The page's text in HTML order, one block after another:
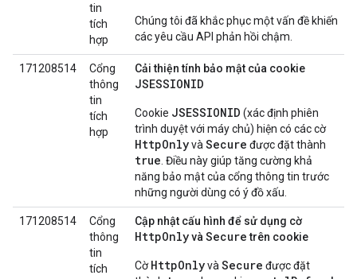
tin
tích
hợp
Chúng tôi đã khắc phục một vấn đề khiến
các yêu cầu API phản hồi chậm.
171208514
Cổng
thông
tin
tích
hợp
Cải thiện tính bảo mật của cookie
JSESSIONID
Cookie JSESSIONID (xác định phiên
trình duyệt với máy chủ) hiện có các cờ
HttpOnlyvà Secure được đặt thành
true . Điều này giúp tăng cường khả
năng bảo mật của cổng thông tin trước
những người dùng có ý đồ xấu.
171208514
Cổng
thông
tin
tích
Cập nhật cấu hình để sử dụng cờ
HttpOnlyvà Securetrên cookie
CờHttpOnlyvà Secure được đặt